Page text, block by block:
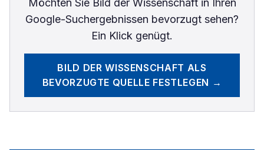
Möchten Sie Bild der Wissenschaftin Ihren
Google-Suchergebnissen bevorzugt sehen?
Ein Klick genügt.
BILD DER WISSENSCHAFT ALS
BEVORZUGTE QUELLE FESTLEGEN →